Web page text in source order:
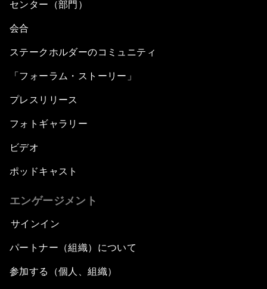
センター（部門）
会合
ステークホルダーのコミュニティ
「フォーラム・ストーリー」
プレスリリース
フォトギャラリー
ビデオ
ポッドキャスト
エンゲージメント
サインイン
パートナー（組織）について
参加する（個人、組織）